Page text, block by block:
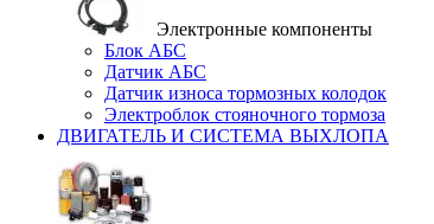
Электронные компоненты
Блок АБС
Датчик АБС
Датчик износа тормозных колодок
Электроблок стояночного тормоза
ДВИГАТЕЛЬ И СИСТЕМА ВЫХЛОПА